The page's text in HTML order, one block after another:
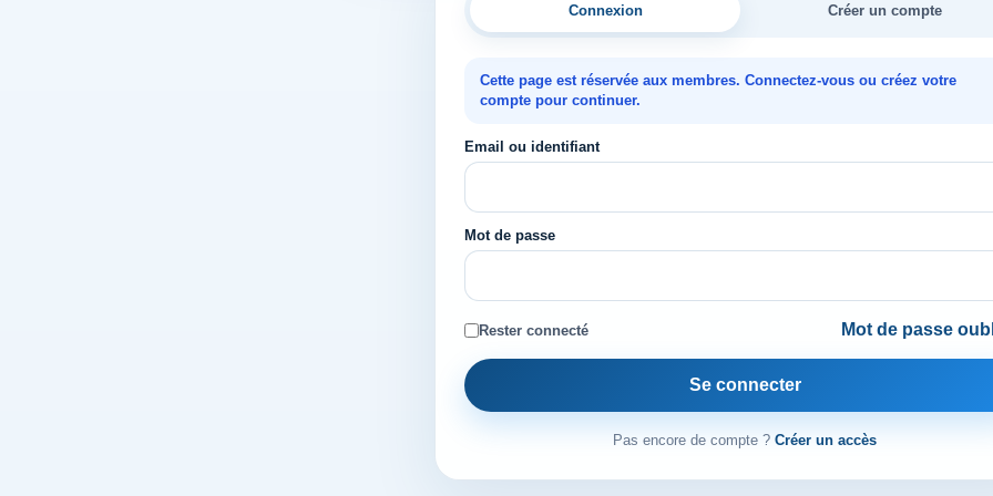
Connexion Créer un compte
Cette page est réservée aux membres. Connectez-vous ou créez votre
compte pour continuer.
Email ou identifiant
Mot de passe
Rester connecté Mot de passe
Se connecter
Pas encore de compte ? Créer un accès